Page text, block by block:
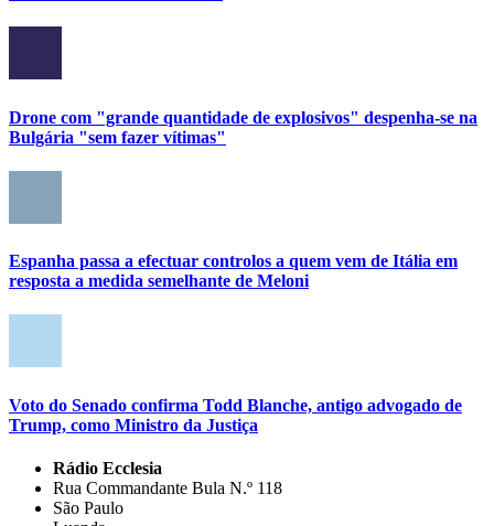
Drone com "grande quantidade de explosivos" despenha-se na
Bulgária "sem fazer vítimas"
Espanha passa a efectuar controlos a quem vem de Itália em
resposta a medida semelhante de Meloni
Voto do Senado confirma Todd Blanche, antigo advogado de
Trump, como Ministro da Justiça
Rádio Ecclesia
Rua Commandante Bula N.º 118
São Paulo